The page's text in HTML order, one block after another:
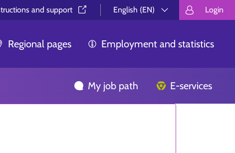
and support⁠
English (EN)
Välj språk.
Login
Regional pages Employment and statistics
My job path E-services